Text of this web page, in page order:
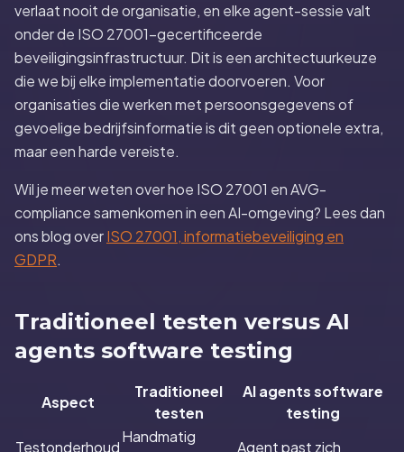
verlaat nooit de organisatie, en elke agent-sessie valt
onder de ISO 27001-gecertificeerde
beveiligingsinfrastructuur. Dit is een architectuurkeuze
die we bij elke implementatie doorvoeren. Voor
organisaties die werken met persoonsgegevens of
gevoelige bedrijfsinformatie is dit geen optionele extra,
maar een harde vereiste.
Wil je meer weten over hoe ISO 27001 en AVG-
compliance samenkomen in een AI-omgeving? Lees dan
ons blog overISO 27001, informatiebeveiliging en
GDPR.
Traditioneel testen versus AI
agents software testing
Aspect
Traditioneel
testen
AI agents software
testing
Testonderhoud
Handmatig
Agent past zich